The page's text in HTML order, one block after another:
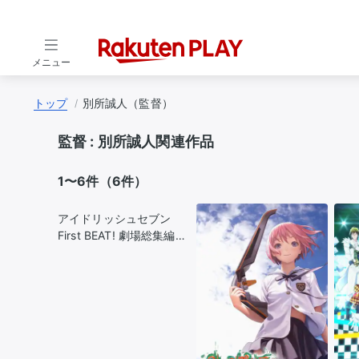
メニュー
トップ 別所誠人（監督）
監督 : 別所誠人関連作品
1〜6件（6件）
アイドリッシュセブン
First BEAT! 劇場総集編